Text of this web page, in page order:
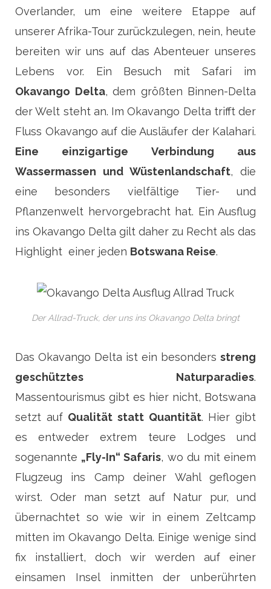
Overlander, um eine weitere Etappe auf
unserer Afrika-Tour zurückzulegen, nein, heute
bereiten wir uns auf das Abenteuer unseres
Lebens vor. Ein Besuch mit Safari im
Okavango Delta, dem größten Binnen-Delta
der Welt steht an. Im Okavango Delta trifft der
Fluss Okavango auf die Ausläufer der Kalahari.
Eine einzigartige Verbindung aus
Wassermassen und Wüstenlandschaft, die
eine besonders vielfältige Tier- und
Pflanzenwelt hervorgebracht hat. Ein Ausflug
ins Okavango Delta gilt daher zu Recht als das
Highlight einer jeden Botswana Reise.
Der Allrad-Truck, der uns ins Okavango Delta bringt
Das Okavango Delta ist ein besonders streng
geschütztes Naturparadies.
Massentourismus gibt es hier nicht, Botswana
setzt auf Qualität statt Quantität. Hier gibt
es entweder extrem teure Lodges und
sogenannte „Fly-In“ Safaris, wo du mit einem
Flugzeug ins Camp deiner Wahl geflogen
wirst. Oder man setzt auf Natur pur, und
übernachtet so wie wir in einem Zeltcamp
mitten im Okavango Delta. Einige wenige sind
fix installiert, doch wir werden auf einer
einsamen Insel inmitten der unberührten